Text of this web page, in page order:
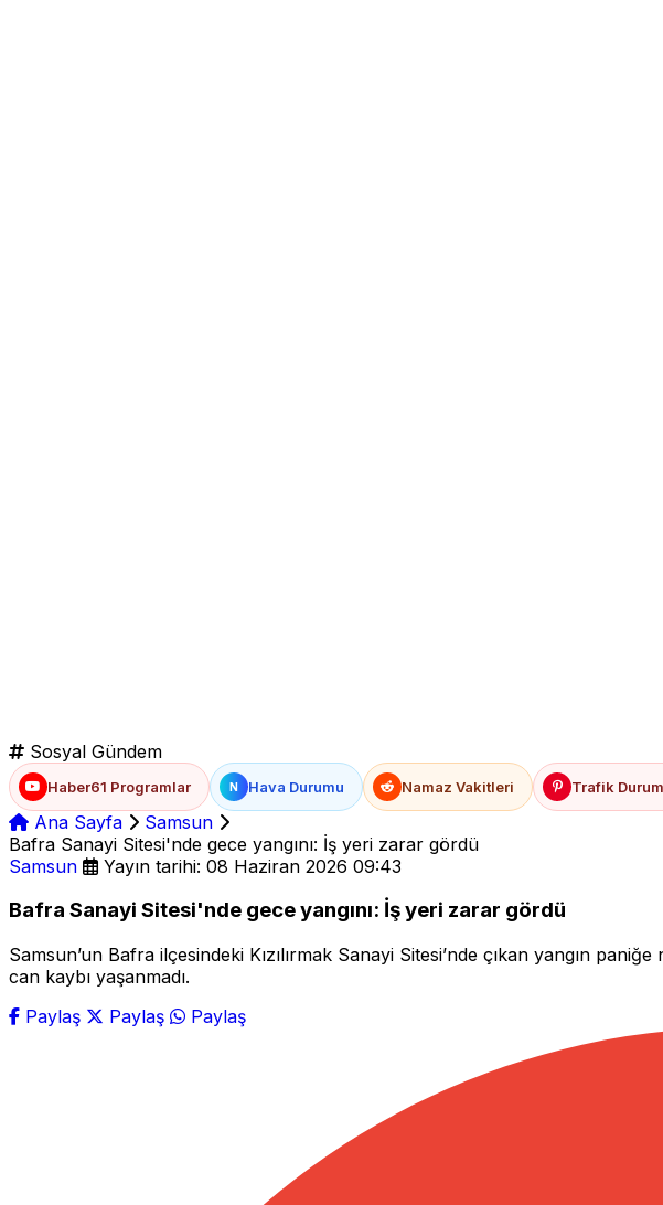
Sosyal Gündem
Haber61 Programlar N Hava Durumu Namaz Vakitleri Trafik
Ana Sayfa
Samsun
Bafra Sanayi Sitesi'nde gece yangını: İş yeri zarar gördü
Samsun
Yayın tarihi: 08 Haziran 2026 09:43
Bafra Sanayi Sitesi'nde gece yangını: İş yeri zarar gördü
Samsun’un Bafra ilçesindeki Kızılırmak Sanayi Sitesi’nde çıkan yangın
can kaybı yaşanmadı.
Paylaş
Paylaş Paylaş